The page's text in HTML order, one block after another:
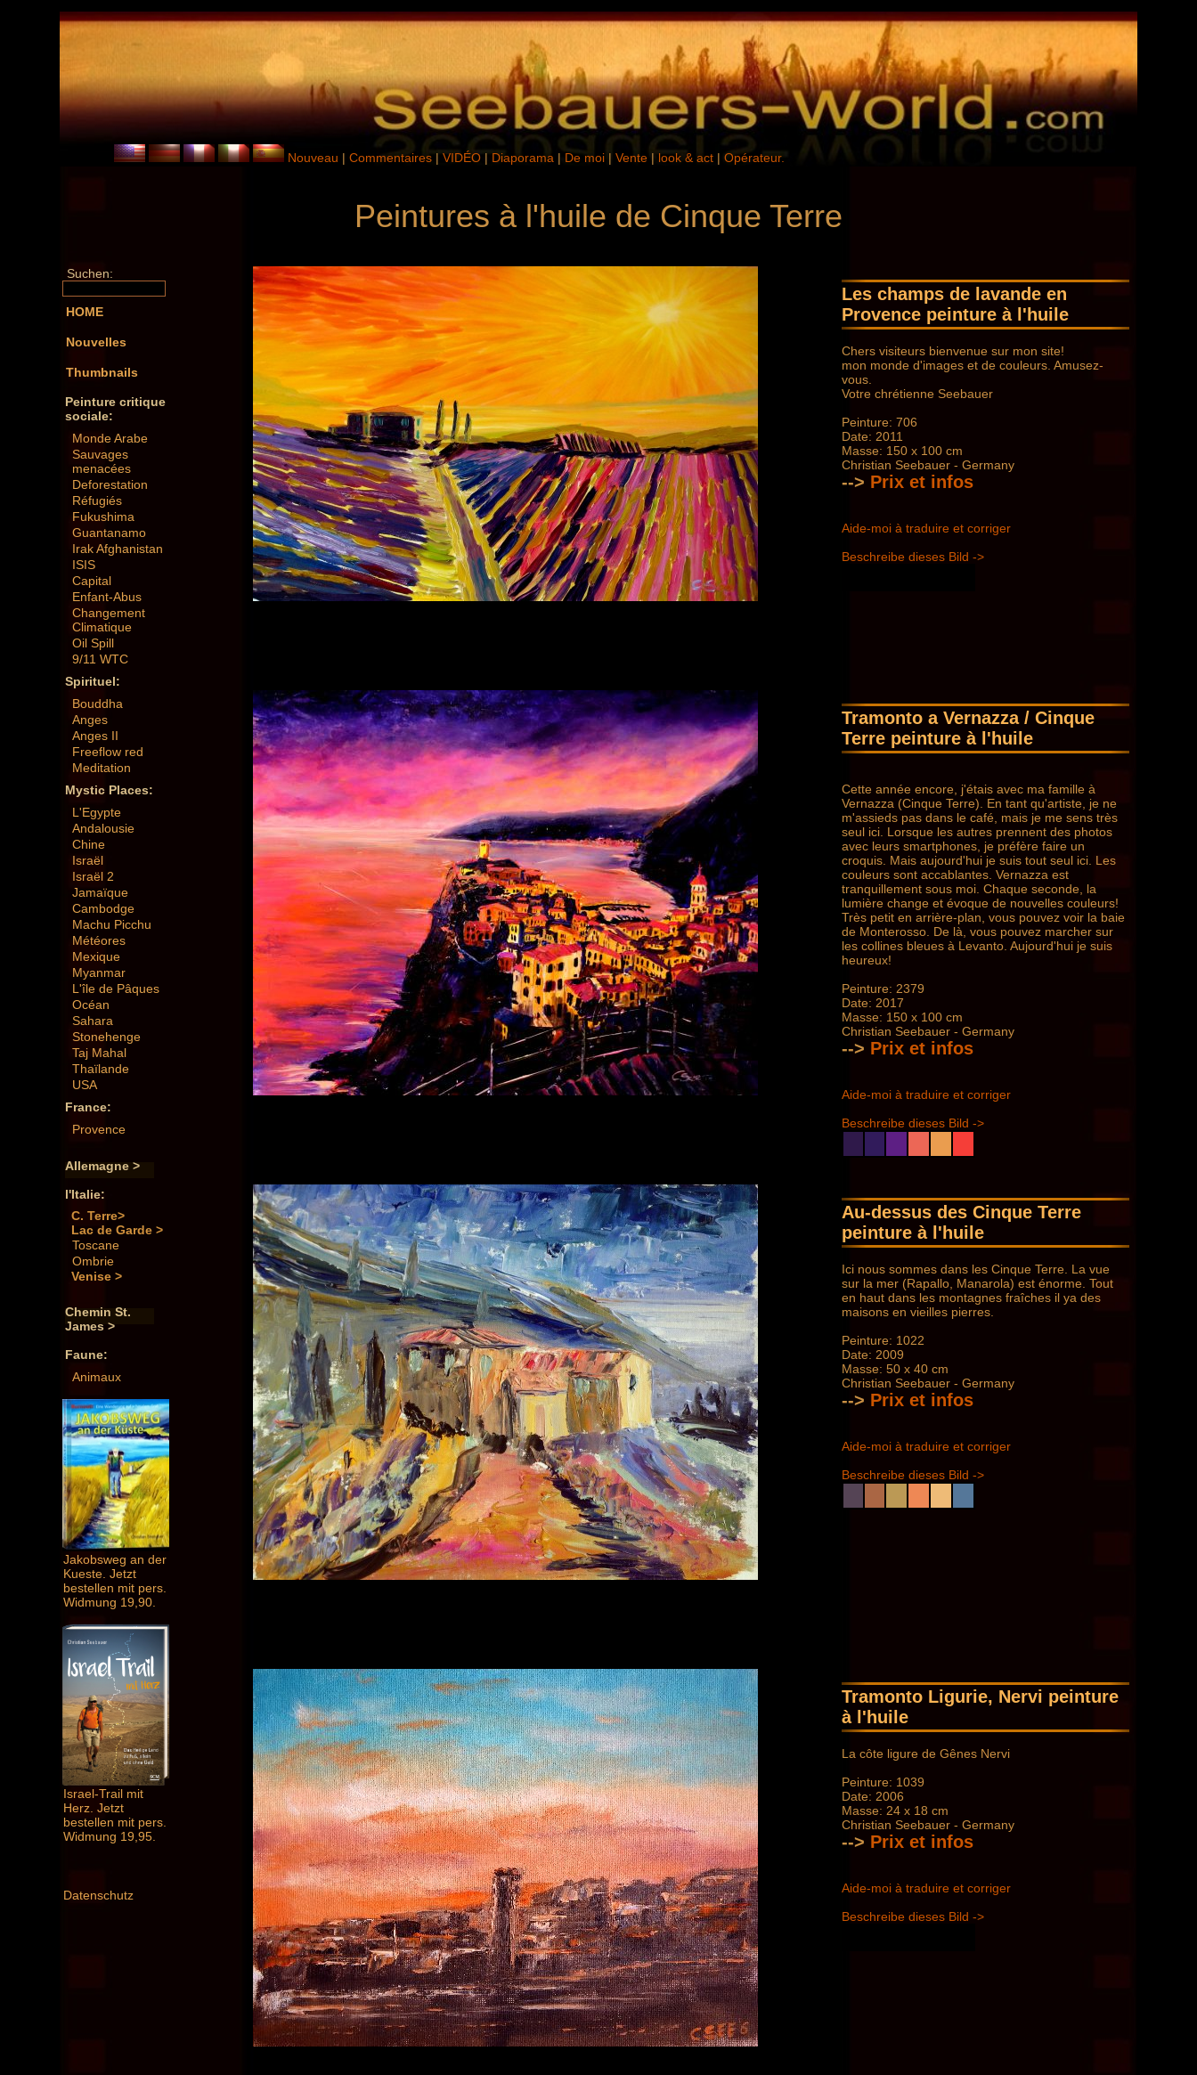
Nouveau | Commentaires| VIDÉO| Diaporama| De moi| Vente| look & act | Opérateur.
Peintures à l'huile de Cinque Terre
Suchen:
HOME
Nouvelles
Thumbnails
Peinture critique
sociale:
Monde Arabe
Sauvages
menacées
Deforestation
Réfugiés
Fukushima
Guantanamo
Irak Afghanistan
ISIS
Capital
Enfant-Abus
Changement
Climatique
Oil Spill
9/11 WTC
Spirituel:
Bouddha
Anges
Anges II
Freeflow red
Meditation
Mystic Places:
L'Egypte
Andalousie
Chine
Israël
Israël 2
Jamaïque
Cambodge
Machu Picchu
Météores
Mexique
Myanmar
L'île de Pâques
Océan
Sahara
Stonehenge
Taj Mahal
Thaïlande
USA
France:
Provence
Allemagne >
l'Italie:
C. Terre>
Lac de Garde >
Toscane
Ombrie
Venise >
Chemin St.
James >
Faune:
Animaux
Jakobsweg an der
Kueste. Jetzt
bestellen mit pers.
Widmung 19,90.
Israel-Trail mit
Herz. Jetzt
bestellen mit pers.
Widmung 19,95.
Datenschutz
Les champs de lavande en
Provence peinture à l'huile
Chers visiteurs bienvenue sur mon site!
mon monde d'images et de couleurs. Amusez-
vous.
Votre chrétienne Seebauer
Peinture: 706
Date: 2011
Masse: 150 x 100 cm
Christian Seebauer - Germany
--> Prix ​​et infos
Aide-moi à traduire et corriger
Beschreibe dieses Bild ->
Tramonto a Vernazza / Cinque
Terre peinture à l'huile
Cette année encore, j'étais avec ma famille à
Vernazza (Cinque Terre). En tant qu'artiste, je ne
m'assieds pas dans le café, mais je me sens très
seul ici. Lorsque les autres prennent des photos
avec leurs smartphones, je préfère faire un
croquis. Mais aujourd'hui je suis tout seul ici. Les
couleurs sont accablantes. Vernazza est
tranquillement sous moi. Chaque seconde, la
lumière change et évoque de nouvelles couleurs!
Très petit en arrière-plan, vous pouvez voir la baie
de Monterosso. De là, vous pouvez marcher sur
les collines bleues à Levanto. Aujourd'hui je suis
heureux!
Peinture: 2379
Date: 2017
Masse: 150 x 100 cm
Christian Seebauer - Germany
--> Prix ​​et infos
Aide-moi à traduire et corriger
Beschreibe dieses Bild ->
Au-dessus des Cinque Terre
peinture à l'huile
Ici nous sommes dans les Cinque Terre. La vue
sur la mer (Rapallo, Manarola) est énorme. Tout
en haut dans les montagnes fraîches il ya des
maisons en vieilles pierres.
Peinture: 1022
Date: 2009
Masse: 50 x 40 cm
Christian Seebauer - Germany
--> Prix ​​et infos
Aide-moi à traduire et corriger
Beschreibe dieses Bild ->
Tramonto Ligurie, Nervi peinture
à l'huile
La côte ligure de Gênes Nervi
Peinture: 1039
Date: 2006
Masse: 24 x 18 cm
Christian Seebauer - Germany
--> Prix ​​et infos
Aide-moi à traduire et corriger
Beschreibe dieses Bild ->